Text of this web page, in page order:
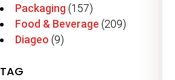
Packaging(157)
Food & Beverage (209)
Diageo (9)
TAG